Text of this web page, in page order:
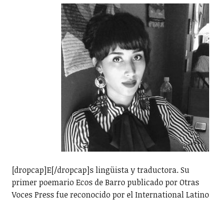
[dropcap]E[/dropcap]s lingüista y traductora. Su
primer poemario Ecos de Barro publicado por Otras
Voces Press fue reconocido por el International Latino